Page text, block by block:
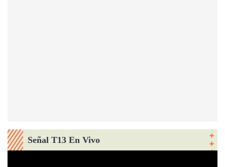
Señal T13 En Vivo